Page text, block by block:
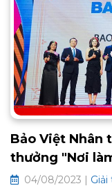
Bảo Việt Nhân
thưởng "Nơi
-2023
04/08/2023 |